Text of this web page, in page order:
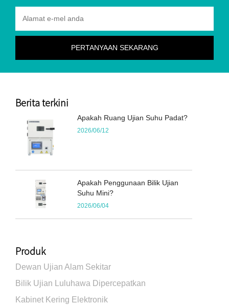
Berita terkini
Apakah Ruang Ujian Suhu Padat?
2026/06/12
Apakah Penggunaan Bilik Ujian
Suhu Mini?
2026/06/04
Produk
Dewan Ujian Alam Sekitar
Bilik Ujian Luluhawa Dipercepatkan
Kabinet Kering Elektronik